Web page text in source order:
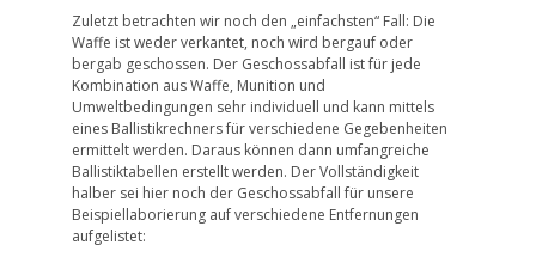
Zuletzt betrachten wir noch den „einfachsten“ Fall: Die
Waffe ist weder verkantet, noch wird bergauf oder
bergab geschossen. Der Geschossabfall ist für jede
Kombination aus Waffe, Munition und
Umweltbedingungen sehr individuell und kann mittels
eines Ballistikrechners für verschiedene Gegebenheiten
ermittelt werden. Daraus können dann umfangreiche
Ballistiktabellen erstellt werden. Der Vollständigkeit
halber sei hier noch der Geschossabfall für unsere
Beispiellaborierung auf verschiedene Entfernungen
aufgelistet: